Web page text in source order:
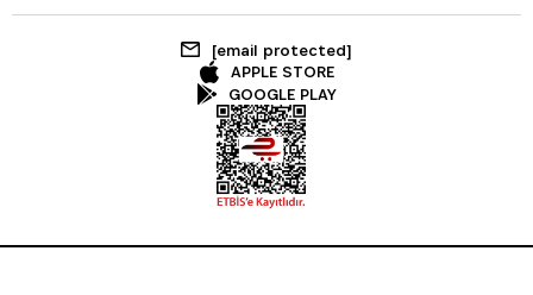
[email protected]
APPLE STORE
GOOGLE PLAY